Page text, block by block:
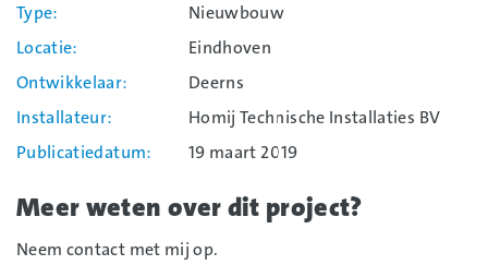
Type
Nieuwbouw
Locatie
Eindhoven
Ontwikkelaar
Deerns
Installateur
Homij Technische Installaties BV
Publicatiedatum
19 maart 2019
Meer weten over dit project?
Neem contact met mij op.